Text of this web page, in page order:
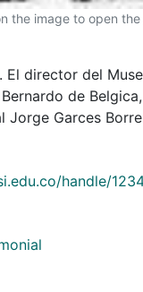
the image to open
El director del
de Belgica,
Jorge Garces
handle/